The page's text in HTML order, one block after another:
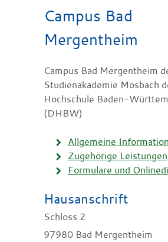
Campus Bad
Mergentheim
Campus Bad Mergentheim
Studienakademie Mosbach
Hochschule Baden-
(DHBW)
Allgemeine
Zugehörige Leistungen
Formulare und
Hausanschrift
Schloss 2
97980 Bad Mergentheim